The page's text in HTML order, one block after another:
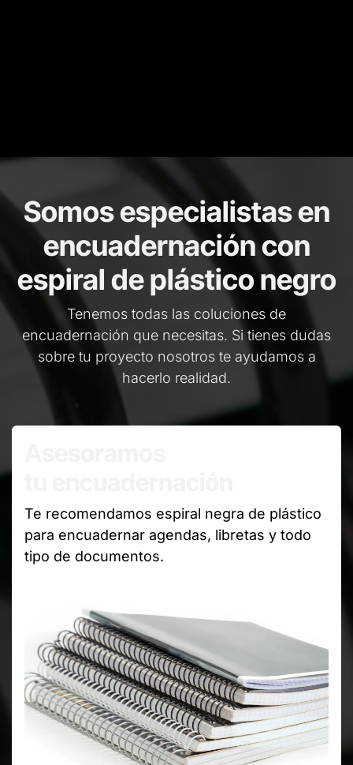
Somos especialistas en
encuadernación con
espiral de plástico negro
Tenemos todas las coluciones de
encuadernación que necesitas. Si tienes dudas
sobre tu proyecto nosotros te ayudamos a
hacerlo realidad.
Te recomendamos espiral negra de plástico
para encuadernar agendas, libretas y todo
tipo de documentos.